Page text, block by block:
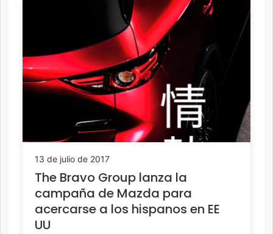
13 de julio de 2017
The Bravo Group lanza la
campaña de Mazda para
acercarse a los hispanos en EE
UU